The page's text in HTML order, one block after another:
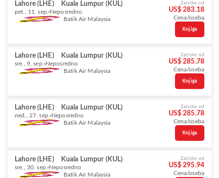
Lahore (LHE) Kuala Lumpur (KUL)
pet., 11. sep. Neposredno
Batik Air Malaysia
Začnite od
US$ 283.18
Cena/oseba
Knjiga
Lahore (LHE) Kuala Lumpur (KUL)
sre., 9. sep. Neposredno
Batik Air Malaysia
Začnite od
US$ 285.78
Cena/oseba
Knjiga
Lahore (LHE) Kuala Lumpur (KUL)
ned., 27. sep. Neposredno
Batik Air Malaysia
Začnite od
US$ 285.78
Cena/oseba
Knjiga
Lahore (LHE) Kuala Lumpur (KUL)
sre., 30. sep. Neposredno
Batik Air Malaysia
Začnite od
US$ 295.94
Cena/oseba